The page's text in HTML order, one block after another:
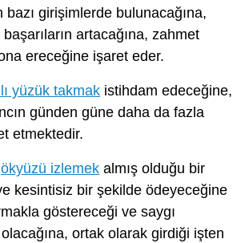
girişimlerde bulunacağına,
artacağına, zahmet
ereceğine işaret eder.
yüzük takmak istihdam edeceğine,
günden güne daha da fazla
etmektedir.
izlemek almış olduğu bir
ve kesintisiz bir şekilde ödeyeceğine
göstereceği ve saygı
ortak olarak girdiği işten